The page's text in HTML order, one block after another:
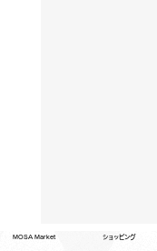
MOSA Market ショッピング